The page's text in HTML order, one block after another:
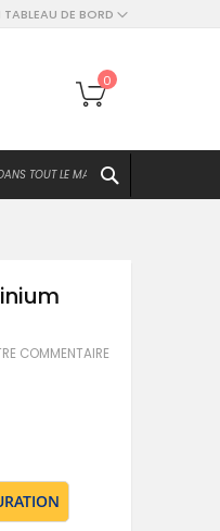
DE BORD
Mon panier
0
COMMENTAIRE